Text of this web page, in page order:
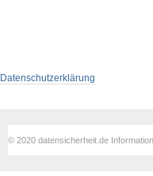
Datenschutzerklärung
© 2020 datensicherheit.de